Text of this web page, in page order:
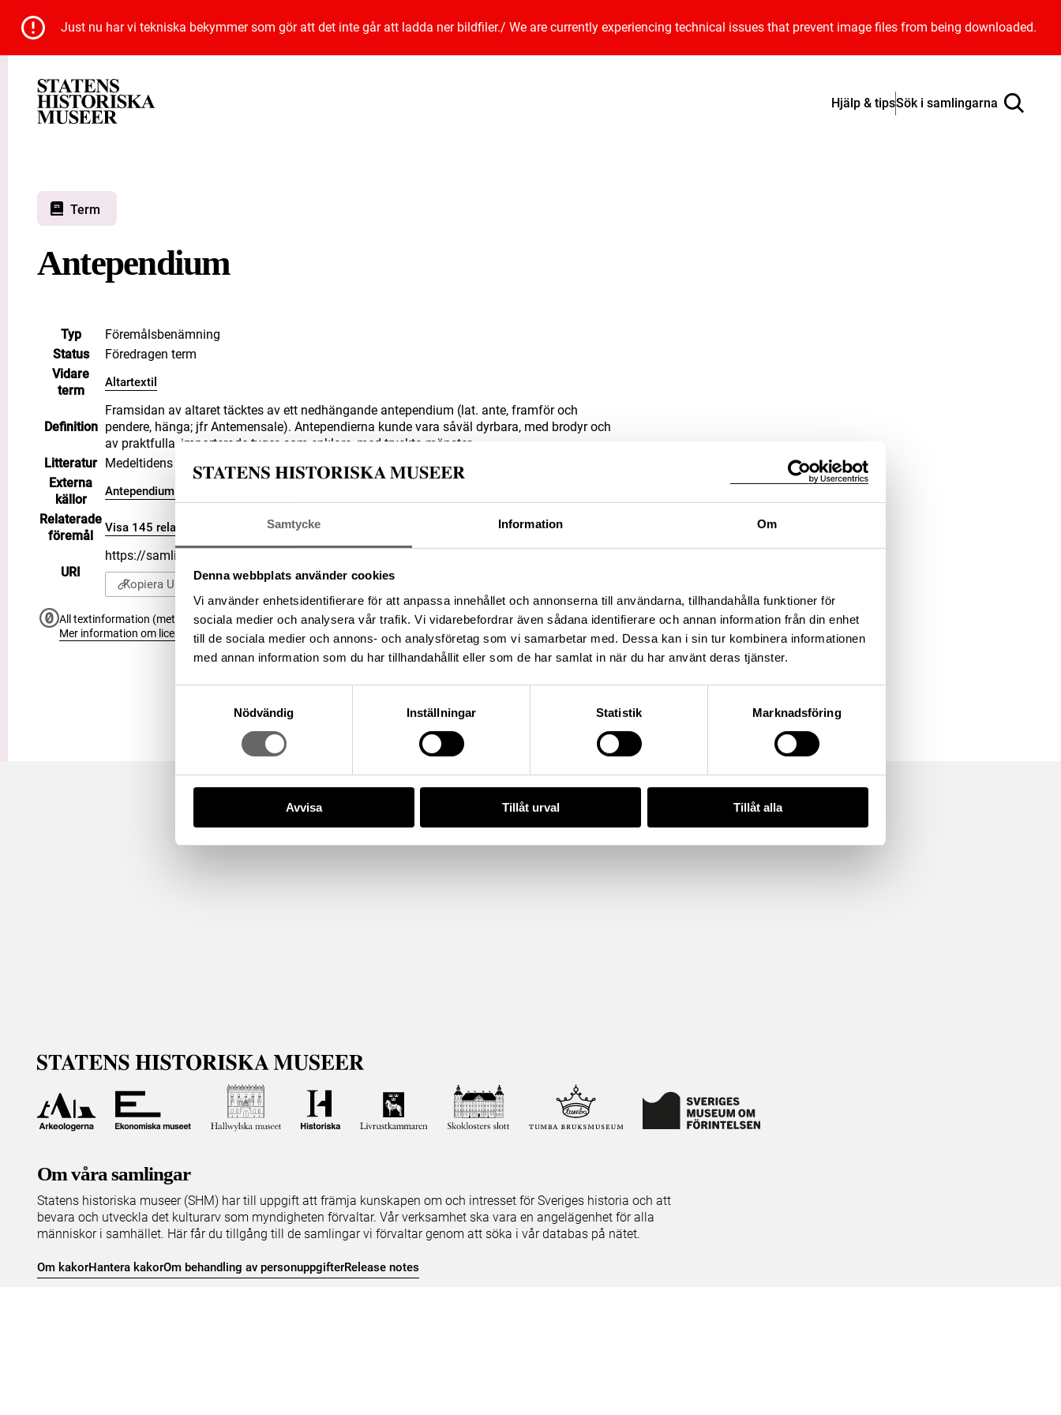
Samtycke Information Om
Denna webbplats använder cookies
Vi använder enhetsidentifierare för att anpassa innehållet och annonserna till användarna, tillhandahålla funktioner för
sociala medier och analysera vår trafik. Vi vidarebefordrar även sådana identifierare och annan information från din enhet
till de sociala medier och annons- och analysföretag som vi samarbetar med. Dessa kan i sin tur kombinera informationen
med annan information som du har tillhandahållit eller som de har samlat in när du har använt deras tjänster.
Nödvändig
Inställningar Statistik Marknadsföring
Avvisa Tillåt urval Tillåt alla
Just nu har vi tekniska bekymmer som gör att det inte går att ladda ner bildfiler./ We are currently experiencing technical issues that prevent image files from being downloaded.
Hjälp & tipsSök i samlingarna
Term
Antependium
Typ
Föremålsbenämning
Status
Föredragen term
Vidare
term
Altartextil
Definition
Framsidan av altaret täcktes av ett nedhängande antependium (lat. ante, framför och
pendere, hänga; jfr Antemensale). Antependierna kunde vara såväl dyrbara, med brodyr och
av praktfulla, importerade tyger, som enklare, med tryckta mönster.
Litteratur Medeltidens ABC (Orrling, Carin)
Externa
källor
Antependium på WIKIDATA
Relaterade
föremål
Visa 145 relaterade föremål
URI
https://samlingar.shm.se/term/D6F9A472-4414-4554-9762-783BE5D3CB13
Kopiera URI
All textinformation (metadata) på denna sida är fri att använda enligt licensen CC0.
Mer information om licenser hos Statens historiska museer.
Om våra samlingar
Statens historiska museer (SHM) har till uppgift att främja kunskapen om och intresset för Sveriges historia och att
bevara och utveckla det kulturarv som myndigheten förvaltar. Vår verksamhet ska vara en angelägenhet för alla
människor i samhället. Här får du tillgång till de samlingar vi förvaltar genom att söka i vår databas på nätet.
Om kakorHantera kakorOm behandling av personuppgifterRelease notes